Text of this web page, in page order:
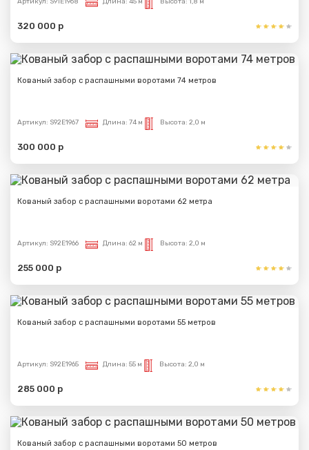
320 000 р
Кованый забор с распашными воротами 74 метров
Артикул: S92E1967 Длина: 74 м Высота: 2,0 м
300 000 р
Кованый забор с распашными воротами 62 метра
Артикул: S92E1966 Длина: 62 м Высота: 2,0 м
255 000 р
Кованый забор с распашными воротами 55 метров
Артикул: S92E1965 Длина: 55 м Высота: 2,0 м
285 000 р
Кованый забор с распашными воротами 50 метров